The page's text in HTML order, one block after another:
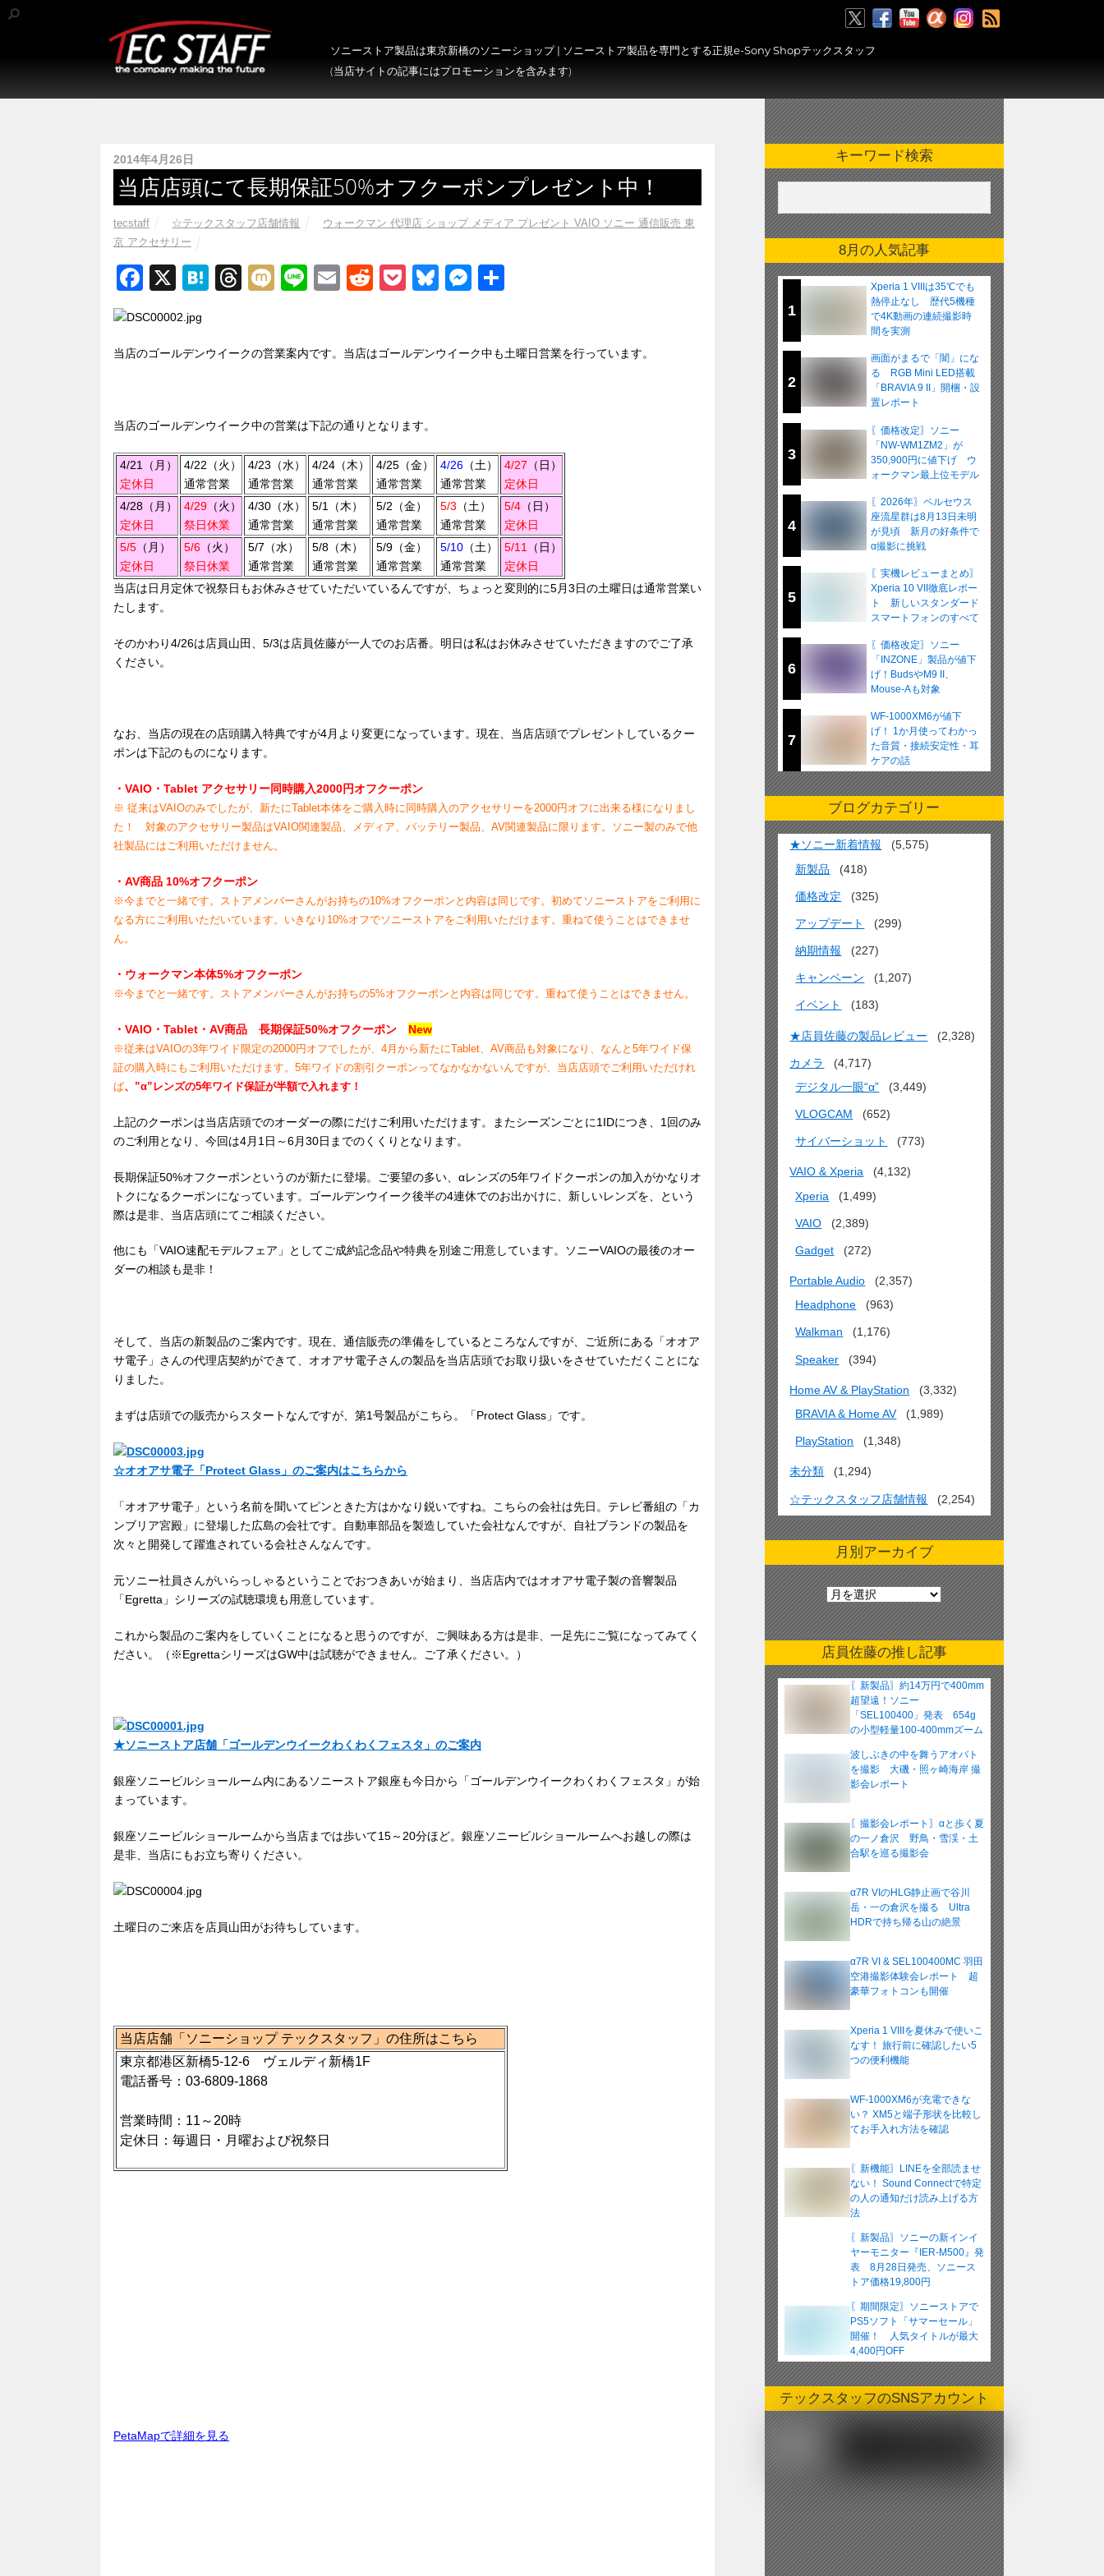
ソニーストア製品は東京新橋のソニーショップ | ソニーストア製品を専門とする正規e-Sony Shopテックスタッフ
(当店サイトの記事にはプロモーションを含みます)
2014年4月26日
当店店頭にて長期保証50%オフクーポンプレゼント中！
tecstaff ☆テックスタッフ店舗情報
ウォークマン 代理店 ショップ メディア プレゼント VAIO ソニー 通信販売 東
京 アクセサリー
F
c
e
o
k
X
H
n
T
a
M
Li
E
R
di
P
et
Bl
sk
M
e
当店のゴールデンウイークの営業案内です。当店はゴールデンウイーク中も土曜日営業を行っています。
当店のゴールデンウイーク中の営業は下記の通りとなります。
4/21（月）
定休日
4/22（火）
通常営業
4/23（水）
通常営業
4/24（木）
通常営業
4/25（金）
通常営業
4/26 （土）
通常営業
4/27 （日）
定休日
4/28（月）
定休日
4/29 （火）
祭日休業
4/30（水）
通常営業
5/1（木）
通常営業
5/2（金）
通常営業
5/3 （土）
通常営業
5/4 （日）
定休日
5/5 （月）
定休日
5/6 （火）
祭日休業
5/7（水）
通常営業
5/8（木）
通常営業
5/9（金）
通常営業
5/10 （土）
通常営業
5/11
（日）
定休日
当店は日月定休で祝祭日もお休みさせていただいているんですが、ちょっと変則的に5月3日の土曜日は通常営業い
たします。
そのかわり4/26は店員山田、5/3は店員佐藤が一人でのお店番。明日は私はお休みさせていただきますのでご了承
ください。
なお、当店の現在の店頭購入特典ですが4月より変更になっています。現在、当店店頭でプレゼントしているクー
ポンは下記のものになります。
・VAIO・Tablet アクセサリー同時購入2000円オフクーポン
※ 従来はVAIOのみでしたが、新たにTablet本体をご購入時に同時購入のアクセサリーを2000円オフに出来る様になりまし
た！ 対象のアクセサリー製品はVAIO関連製品、メディア、バッテリー製品、AV関連製品に限ります。ソニー製のみで他
社製品にはご利用いただけません。
・AV商品 10%オフクーポン
※今までと一緒です。ストアメンバーさんがお持ちの10%オフクーポンと内容は同じです。初めてソニーストアをご利用に
なる方にご利用いただいています。いきなり10%オフでソニーストアをご利用いただけます。重ねて使うことはできませ
ん。
・ウォークマン本体5%オフクーポン
※今までと一緒です。ストアメンバーさんがお持ちの5%オフクーポンと内容は同じです。重ねて使うことはできません。
・VAIO・Tablet・AV商品 長期保証50%オフクーポン New
※従来はVAIOの3年ワイド限定の2000円オフでしたが、4月から新たにTablet、AV商品も対象になり、なんと5年ワイド保
証の購入時にもご利用いただけます。5年ワイドの割引クーポンってなかなかないんですが、当店店頭でご利用いただけれ
ば、”α”レンズの5年ワイド保証が半額で入れます！
上記のクーポンは当店店頭でのオーダーの際にだけご利用いただけます。またシーズンごとに1IDにつき、1回のみ
のご利用となり、今回は4月1日～6月30日までのくくりとなります。
長期保証50%オフクーポンというのが新たに登場。ご要望の多い、αレンズの5年ワイドクーポンの加入がかなりオ
トクになるクーポンになっています。ゴールデンウイーク後半の4連休でのお出かけに、新しいレンズを、という
際は是非、当店店頭にてご相談ください。
他にも「VAIO速配モデルフェア」としてご成約記念品や特典を別途ご用意しています。ソニーVAIOの最後のオー
ダーの相談も是非！
そして、当店の新製品のご案内です。現在、通信販売の準備をしているところなんですが、ご近所にある「オオア
サ電子」さんの代理店契約ができて、オオアサ電子さんの製品を当店店頭でお取り扱いをさせていただくことにな
りました。
まずは店頭での販売からスタートなんですが、第1号製品がこちら。「Protect Glass」です。
☆オオアサ電子「Protect Glass」のご案内はこちらから
「オオアサ電子」という名前を聞いてピンときた方はかなり鋭いですね。こちらの会社は先日。テレビ番組の「カ
ンブリア宮殿」に登場した広島の会社です。自動車部品を製造していた会社なんですが、自社ブランドの製品を
次々と開発して躍進されている会社さんなんです。
元ソニー社員さんがいらっしゃるということでおつきあいが始まり、当店店内ではオオアサ電子製の音響製品
「Egretta」シリーズの試聴環境も用意しています。
これから製品のご案内をしていくことになると思うのですが、ご興味ある方は是非、一足先にご覧になってみてく
ださい。（※EgrettaシリーズはGW中は試聴ができません。ご了承ください。）
★ソニーストア店舗「ゴールデンウイークわくわくフェスタ」のご案内
銀座ソニービルショールーム内にあるソニーストア銀座も今日から「ゴールデンウイークわくわくフェスタ」が始
まっています。
銀座ソニービルショールームから当店までは歩いて15～20分ほど。銀座ソニービルショールームへお越しの際は
是非、当店にもお立ち寄りください。
土曜日のご来店を店員山田がお待ちしています。
当店店舗「ソニーショップ テックスタッフ」の住所はこちら
東京都港区新橋5-12-6 ヴェルディ新橋1F
電話番号：03-6809-1868
営業時間：11～20時
定休日：毎週日・月曜および祝祭日
PetaMapで詳細を見る
キーワード検索
8月の人気記事
1
Xperia 1 VIIIは35℃でも
熱停止なし 歴代5機種
で4K動画の連続撮影時
間を実測
2
画面がまるで「闇」にな
る RGB Mini LED搭載
「BRAVIA 9 II」開梱・設
置レポート
3
〖価格改定〗ソニー
「NW-WM1ZM2」が
350,900円に値下げ ウ
ォークマン最上位モデル
4
〖2026年〗ペルセウス
座流星群は8月13日未明
が見頃 新月の好条件で
α撮影に挑戦
5
〖実機レビューまとめ〗
Xperia 10 VII徹底レポー
ト 新しいスタンダード
スマートフォンのすべて
6
〖価格改定〗ソニー
「INZONE」製品が値下
げ！BudsやM9 II、
Mouse-Aも対象
7
WF-1000XM6が値下
げ！ 1か月使ってわかっ
た音質・接続安定性・耳
ケアの話
ブログカテゴリー
★ソニー新着情報
(5,575)
新製品
(418)
価格改定 (325)
アップデート (299)
納期情報 (227)
キャンペーン (1,207)
イベント (183)
★店員佐藤の製品レビュー (2,328)
カメラ
(4,717)
デジタル一眼“α”
(3,449)
VLOGCAM (652)
サイバーショット (773)
VAIO & Xperia
(4,132)
Xperia
(1,499)
VAIO (2,389)
Gadget (272)
Portable Audio
(2,357)
Headphone
(963)
Walkman (1,176)
Speaker (394)
Home AV & PlayStation
(3,332)
BRAVIA & Home AV
(1,989)
PlayStation (1,348)
未分類 (1,294)
☆テックスタッフ店舗情報 (2,254)
月別アーカイブ
月
別
ア
ー
カ
イ
店員佐藤の推し記事
〖新製品〗約14万円で400mm
超望遠！ソニー
「SEL100400」発表 654g
の小型軽量100-400mmズーム
波しぶきの中を舞うアオバト
を撮影 大磯・照ヶ崎海岸 撮
影会レポート
〖撮影会レポート〗αと歩く夏
の一ノ倉沢 野鳥・雪渓・土
合駅を巡る撮影会
α7R VIのHLG静止画で谷川
岳・一の倉沢を撮る Ultra
HDRで持ち帰る山の絶景
α7R VI & SEL100400MC 羽田
空港撮影体験会レポート 超
豪華フォトコンも開催
Xperia 1 VIIIを夏休みで使いこ
なす！ 旅行前に確認したい5
つの便利機能
WF-1000XM6が充電できな
い？ XM5と端子形状を比較し
てお手入れ方法を確認
〖新機能〗LINEを全部読ませ
ない！ Sound Connectで特定
の人の通知だけ読み上げる方
法
〖新製品〗ソニーの新インイ
ヤーモニター『IER-M500』発
表 8月28日発売、ソニース
トア価格19,800円
〖期間限定〗ソニーストアで
PS5ソフト「サマーセール」
開催！ 人気タイトルが最大
4,400円OFF
テックスタッフのSNSアカウント